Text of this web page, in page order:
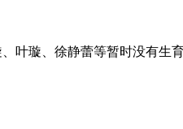
叶璇、徐静蕾等暂时没有生